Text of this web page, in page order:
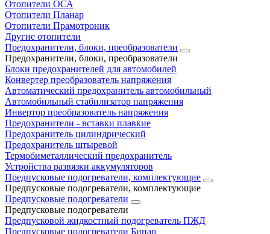
Отопители ОСА
Отопители Планар
Отопители Прамотроник
Другие отопители
Предохранители, блоки, преобразователи
Предохранители, блоки, преобразователи
Блоки предохранителей для автомобилей
Конвертер преобразователь напряжения
Автоматический предохранитель автомобильный
Автомобильный стабилизатор напряжения
Инвертор преобразователь напряжения
Предохранители - вставки плавкие
Предохранитель цилиндрический
Предохранитель штыревой
Термобиметаллический предохранитель
Устройства развязки аккумуляторов
Предпусковые подогреватели, комплектующие
Предпусковые подогреватели, комплектующие
Предпусковые подогреватели
Предпусковые подогреватели
Предпусковой жидкостный подогреватель ПЖД
Предпусковые подогреватели Бинар